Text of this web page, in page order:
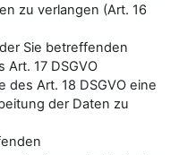
zu verlangen (Art. 16
Sie betreffenden
Art. 17 DSGVO
des Art. 18 DSGVO eine
der Daten zu